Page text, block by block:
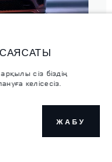
сіз біздің
келісесіз.
ЖАБУ